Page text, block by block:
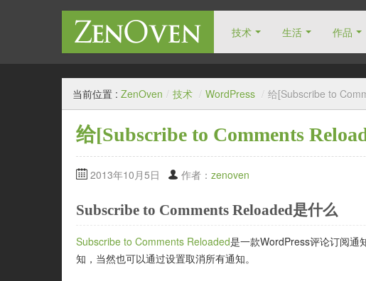
技术 生活 作品
自由人博客
当前位置 : ZenOven / 技术 / WordPress / 给[Subscribe to
给[Subscribe to Comments
2013年10月5日 作者： zenoven
Subscribe to Comments Reloaded是什么
Subscribe to Comments Reloaded是一款WordPress评论订阅通
知，当然也可以通过设置取消所有通知。